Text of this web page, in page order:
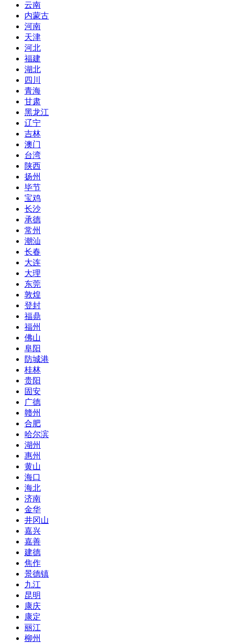
云南
内蒙古
河南
天津
河北
福建
湖北
四川
青海
甘肃
黑龙江
辽宁
吉林
澳门
台湾
陕西
扬州
毕节
宝鸡
长沙
承德
常州
潮汕
长春
大连
大理
东莞
敦煌
登封
福鼎
福州
佛山
阜阳
防城港
桂林
贵阳
固安
广德
赣州
合肥
哈尔滨
湖州
惠州
黄山
海口
海北
济南
金华
井冈山
嘉兴
嘉善
建德
焦作
景德镇
九江
昆明
康庆
康定
丽江
柳州